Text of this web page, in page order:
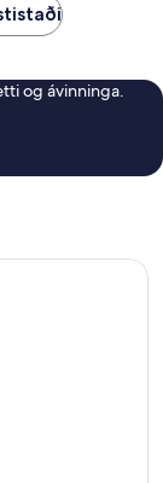
og ávinninga.